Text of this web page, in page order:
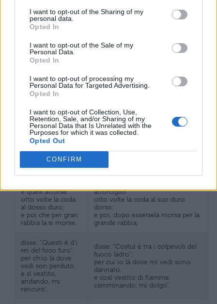
I want to opt-out of the Sharing of my
personal data.
Opted In
I want to opt-out of the Sale of my
Personal Data.
Opted In
I want to opt-out of processing my
Personal Data for Targeted Advertising.
Opted In
I want to opt-out of Collection, Use,
Retention, Sale, and/or Sharing of my
Personal Data that Is Unrelated with the
Purposes for which it was collected.
Opted Out
CONFIRM
frodolente,
dal quale in qua
stato li sono a’
crini;
dal quale in poi gli sono stato
ch’assolver non si
può chi non si
pente,
volere insieme
puossi
per la contradizion
male insieme
per la contraddizione che non lo
Oh me dolente!
come mi riscossi
quando mi prese
tu non pensavi
ch’io löico fossi!”.
Oh me infelice! come trasalii
quando mi afferrò dicendomi:
tu non pensavi che io fossi un
e quelli attorse
otto volte la coda
al dosso duro;
e poi che per gran
rabbia la si morse,
attorcigliò
otto volte la coda al suo duro
dorso;
e poi, dopo essersela morsa per la
grande rabbia,
disse: “Questi è d’i
rei del foco furo”;
per ch’io là dove
vedi son perduto,
e sì vestito,
andando, mi
rancuro”.
disse: “Costui è tra i colpevoli del
fuoco ladro”;
per cui io là dove mi vedi sono
dannato,
e così vestito di fiamme,
camminando, mi dolgo”.